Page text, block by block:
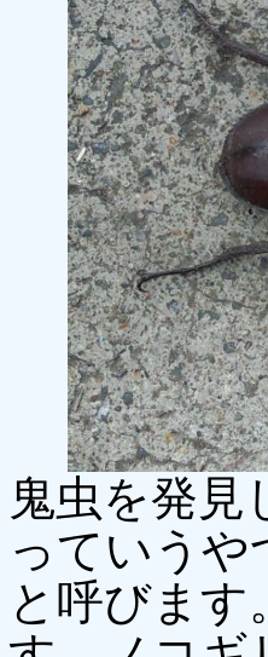
鬼虫を発
っていう
と呼びま